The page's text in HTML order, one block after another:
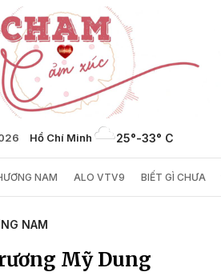
Hồ Chí Minh 25°-33° C
NAM ALO VTV9 BIẾT GÌ CHƯA
NAM
Mỹ Dung